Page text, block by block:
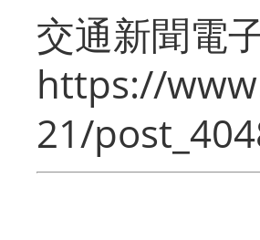
交通新聞電
https://
21/